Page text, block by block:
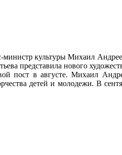
министр культуры Михаил
представила нового
пост в августе. Михаил
детей и молодежи. В